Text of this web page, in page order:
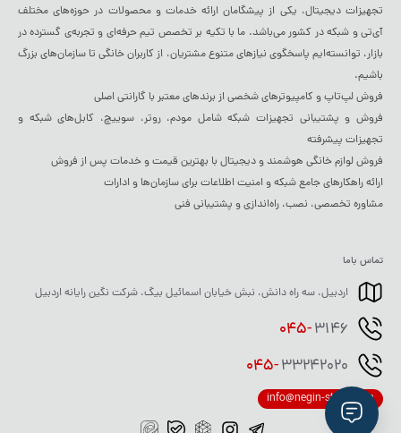
تجهیزات دیجیتال، یکی از پیشگامان ارائه خدمات و محصولات در حوزه‌های مختلف
آی‌تی و شبکه در کشور می‌باشد. ما با تکیه بر تخصص تیم حرفه‌ای و تجربه‌ی گسترده در
بازار، توانسته‌ایم پاسخگوی نیازهای متنوع مشتریان، از کاربران خانگی تا سازمان‌های بزرگ
باشیم.
فروش لپ‌تاپ و کامپیوترهای شخصی از برندهای معتبر با گارانتی اصلی
فروش و پشتیبانی تجهیزات شبکه شامل مودم، روتر، سوییچ، کابل‌های شبکه و
تجهیزات پیشرفته
فروش لوازم خانگی هوشمند و دیجیتال با بهترین قیمت و خدمات پس از فروش
ارائه راهکارهای جامع شبکه و امنیت اطلاعات برای سازمان‌ها و ادارات
مشاوره تخصصی، نصب، راه‌اندازی و پشتیبانی فنی
تماس باما
اردبیل، سه راه دانش، نبش خیابان اسمائیل بیگ، شرکت نگین رایانه اردبیل
045-3146
045-33242020
info@negin-store.com